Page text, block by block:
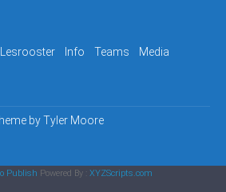
Lesrooster Info Teams
Media
byTyler Moore
Publish Powered By : XYZScripts.com